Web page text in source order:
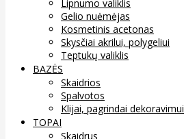
Lipnumo valiklis
Gelio nuėmėjas
Kosmetinis acetonas
Skysčiai akrilui, polygeliui
Teptukų valiklis
BAZĖS
Skaidrios
Spalvotos
Klijai, pagrindai dekoravimui
TOPAI
Skaidrus